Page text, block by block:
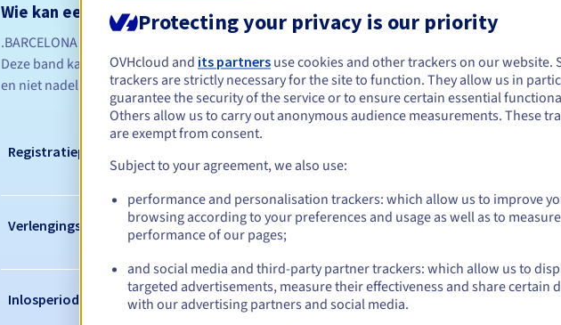
Wie kan een .barcelona registreren?
.BARCELONA staat open voor alle natuurlijke en rechtspersonen die banden hebben met de
Deze band kan van linguïstische, culturele, toeristische, commerciële of andere aard zijn,
en niet nadelig is voor de Barcelonese gemeenschap.
Beheerregels en meldingen
Registratieperiode
Verlengingsperiode
Inlosperiode
Protecting your privacy is our priority
OVHcloud and its partners use cookies and other trackers on our website.
trackers are strictly necessary for the site to function. They allow us in
guarantee the security of the service or to ensure certain essential
Others allow us to carry out anonymous audience measurements. These
are exempt from consent.
Subject to your agreement, we also use:
performance and personalisation trackers: which allow us to improve
browsing according to your preferences and usage as well as to
performance of our pages;
and social media and third-party partner trackers: which allow us to
targeted advertisements, measure their effectiveness and share certain
with our advertising partners and social media.